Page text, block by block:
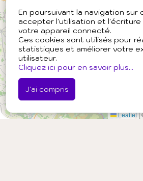
En poursuivant la navigation sur
accepter l'utilisation et l'écriture
votre appareil connecté.
Ces cookies sont utilisés pour
statistiques et améliorer votre
utilisateur.
Cliquez ici pour en savoir plus...
J'ai compris
Leaflet|